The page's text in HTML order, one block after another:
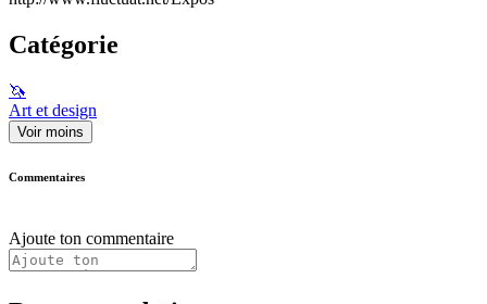
Catégorie
🦄
Art et design
Voir moins
Commentaires
Ajoute ton commentaire